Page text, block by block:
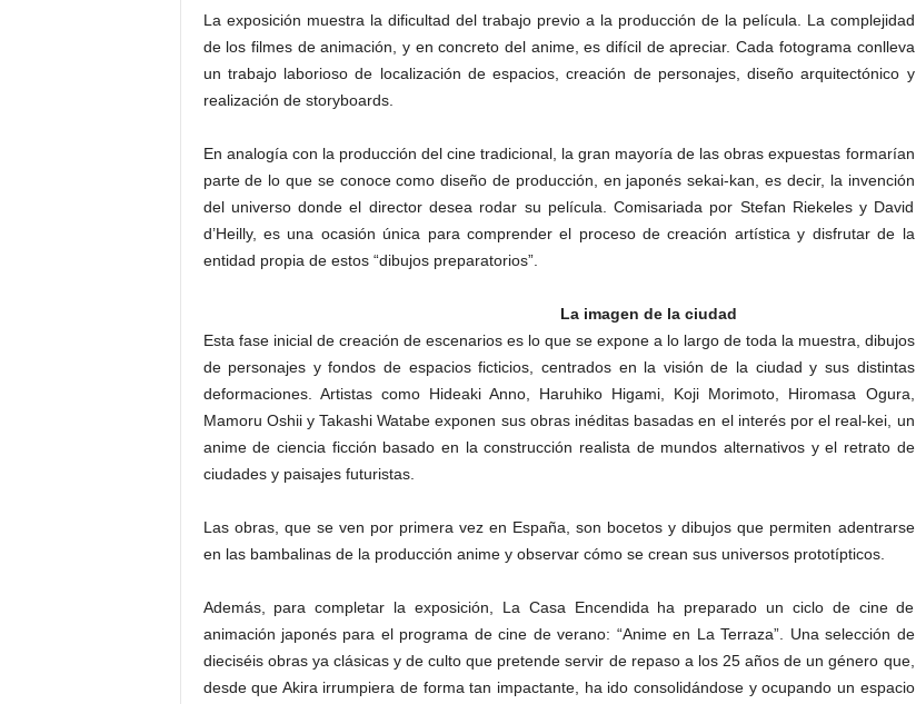
La exposición muestra la dificultad del trabajo previo a la producción de la película. La complejidad
de los filmes de animación, y en concreto del anime, es difícil de apreciar. Cada fotograma conlleva
un trabajo laborioso de localización de espacios, creación de personajes, diseño arquitectónico y
realización de storyboards.
En analogía con la producción del cine tradicional, la gran mayoría de las obras expuestas formarían
parte de lo que se conoce como diseño de producción, en japonés sekai-kan, es decir, la invención
del universo donde el director desea rodar su película. Comisariada por Stefan Riekeles y David
d’Heilly, es una ocasión única para comprender el proceso de creación artística y disfrutar de la
entidad propia de estos “dibujos preparatorios”.
La imagen de la ciudad
Esta fase inicial de creación de escenarios es lo que se expone a lo largo de toda la muestra, dibujos
de personajes y fondos de espacios ficticios, centrados en la visión de la ciudad y sus distintas
deformaciones. Artistas como Hideaki Anno, Haruhiko Higami, Koji Morimoto, Hiromasa Ogura,
Mamoru Oshii y Takashi Watabe exponen sus obras inéditas basadas en el interés por el real-kei, un
anime de ciencia ficción basado en la construcción realista de mundos alternativos y el retrato de
ciudades y paisajes futuristas.
Las obras, que se ven por primera vez en España, son bocetos y dibujos que permiten adentrarse
en las bambalinas de la producción anime y observar cómo se crean sus universos prototípticos.
Además, para completar la exposición, La Casa Encendida ha preparado un ciclo de cine de
animación japonés para el programa de cine de verano: “Anime en La Terraza”. Una selección de
dieciséis obras ya clásicas y de culto que pretende servir de repaso a los 25 años de un género que,
desde que Akira irrumpiera de forma tan impactante, ha ido consolidándose y ocupando un espacio